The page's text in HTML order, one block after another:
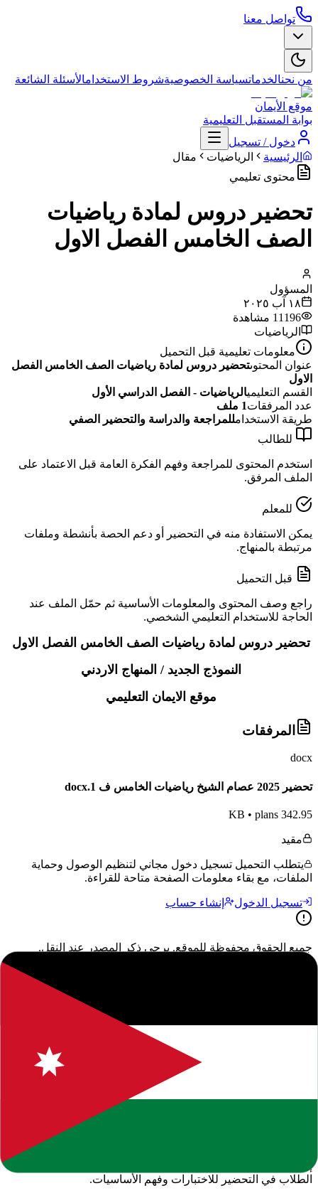
تواصل معنا
من نحنالخدماتسياسة الخصوصيةشروط الاستخدامالأسئلة الشائعة
موقع الأيمان
بوابة المستقبل التعليمية
دخول / تسجيل
الرئيسية
الرياضيات
مقال
محتوى تعليمي
تحضير دروس لمادة رياضيات
الصف الخامس الفصل الاول
المسؤول
١٨ آب ٢٠٢٥
11196 مشاهدة
الرياضيات
معلومات تعليمية قبل التحميل
عنوان المحتوىتحضير دروس لمادة رياضيات الصف الخامس الفصل
الاول
القسم التعليميالرياضيات - الفصل الدراسي الأول
عدد المرفقات1 ملف
طريقة الاستخدامللمراجعة والدراسة والتحضير الصفي
للطالب
استخدم المحتوى للمراجعة وفهم الفكرة العامة قبل الاعتماد على
الملف المرفق.
للمعلم
يمكن الاستفادة منه في التحضير أو دعم الحصة بأنشطة وملفات
مرتبطة بالمنهاج.
قبل التحميل
راجع وصف المحتوى والمعلومات الأساسية ثم حمّل الملف عند
الحاجة للاستخدام التعليمي الشخصي.
تحضير دروس لمادة رياضيات الصف الخامس الفصل الاول
النموذج الجديد / المنهاج الاردني
موقع الايمان التعليمي
المرفقات
docx
تحضير 2025 عصام الشيخ رياضيات الخامس ف 1.docx
342.95 KB
• plans
مقيد
يتطلب التحميل تسجيل دخول مجاني لتنظيم الوصول وحماية
الملفات، مع بقاء معلومات الصفحة متاحة للقراءة.
تسجيل الدخول إنشاء حساب
جميع الحقوق محفوظة للموقع. يرجى ذكر المصدر عند النقل.
يقدم لكم موقعنا هذا المحتوى المتميز بعنوان
تحضير دروس لمادة
رياضيات الصف الخامس الفصل الاول
الرياضيات -
، وهو جزء من الموارد التعليمية الشاملة التي
نوفرها للطلاب والمعلمين للعام الدراسي
، حيث تم
إعداده بعناية ليتوافق مع المناهج الدراسية الحديثة وتلبية احتياجات
الطلاب في التحضير للاختبارات وفهم الأساسيات.